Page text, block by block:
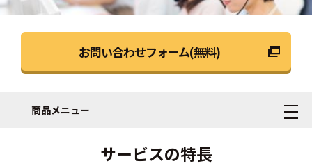
お問い合わせフォーム(無料)
商品メニュー
サービスの特長